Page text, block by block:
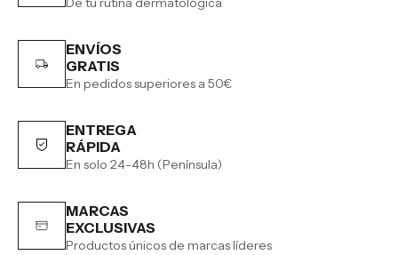
ENVÍOS
GRATIS
En pedidos superiores a 50€
ENTREGA
RÁPIDA
En solo 24-48h (Península)
MARCAS
EXCLUSIVAS
Productos únicos de marcas líderes